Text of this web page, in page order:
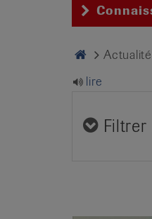
Home
lire